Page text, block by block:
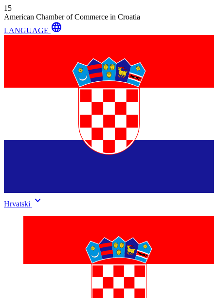
15
American Chamber of Commerce in Croatia
LANGUAGE language
Hrvatski keyboard_arrow_down